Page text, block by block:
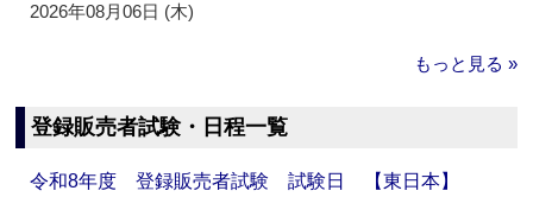
2026年08月06日 (木)
もっと見る »
登録販売者試験・日程一覧
令和8年度 登録販売者試験 試験日 【東日本】